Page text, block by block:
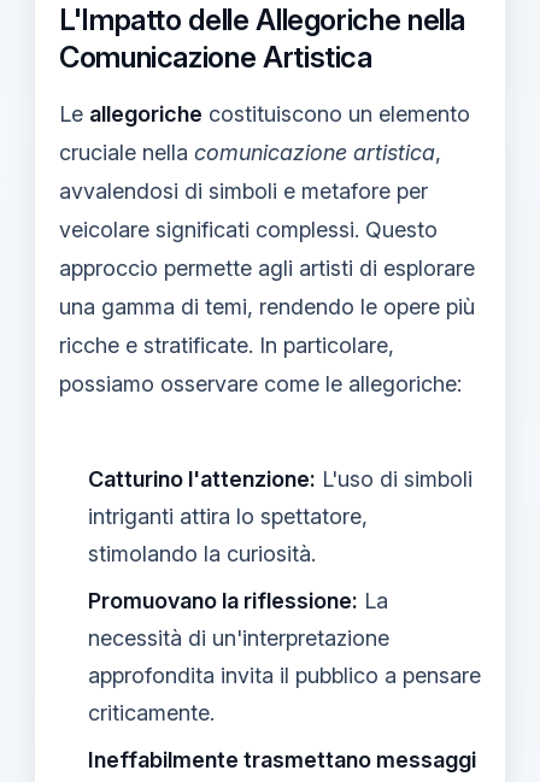
L'Impatto delle Allegoriche nella
Comunicazione Artistica
Le allegoriche costituiscono un elemento
cruciale nella comunicazione artistica,
avvalendosi di simboli e metafore per
veicolare significati complessi. Questo
approccio permette agli artisti di esplorare
una gamma di temi, rendendo le opere più
ricche e stratificate. In particolare,
possiamo osservare come le allegoriche:
Catturino l'attenzione: L'uso di simboli
intriganti attira lo spettatore,
stimolando la curiosità.
Promuovano la riflessione: La
necessità di un'interpretazione
approfondita invita il pubblico a pensare
criticamente.
Ineffabilmente trasmettano messaggi